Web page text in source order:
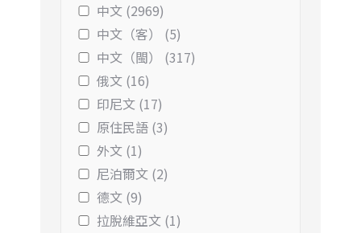
中文 (2969)
中文（客） (5)
中文（閩） (317)
俄文 (16)
印尼文 (17)
原住民語 (3)
外文 (1)
尼泊爾文 (2)
德文 (9)
拉脫維亞文 (1)